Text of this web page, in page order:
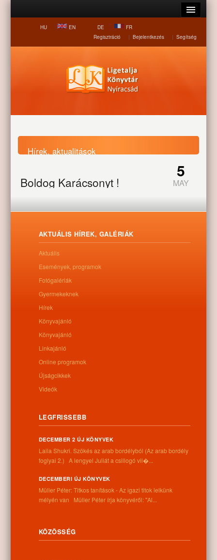
HU EN DE
FR
Regisztráció
| Bejelentkezés | Segítség
Hírek, aktualitások
Nyitólap Hírek, aktualitások Boldog Karácsonyt !
Boldog Karácsonyt !
Letöltés
5
MAY
Kapcsolódó anyagok
Információk
AKTUÁLIS HÍREK, GALÉRIÁK
Aktuális
Események, programok
Fotógalériák
Gyermekeknek
Hírek
Könyvajánló
Könyvajánló
Linkajánló
Online programok
Újságcikkek
Videók
LEGFRISSEBB
DECEMBER 2 ÚJ KÖNYVEK
Laila Shukri. Szökés ​az arab bordélyból (Az arab bordély
foglyai 2.) A lengyel Juliát a csillogó vil�...
DECEMBERI ÚJ KÖNYVEK
Müller Péter: Titkos tanítások - Az igazi titok lelkünk
mélyén van Müller Péter írja könyvéről: "Al...
KÖZÖSSÉG